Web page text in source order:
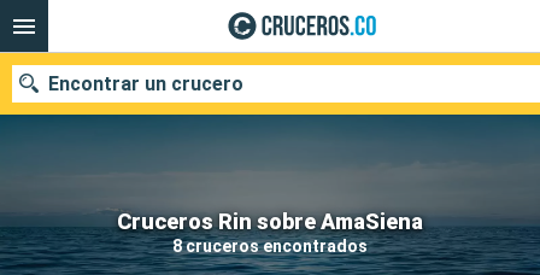
Cruceros Rin sobre AmaSiena
8 cruceros encontrados
Encontrar un crucero
Fecha de salida